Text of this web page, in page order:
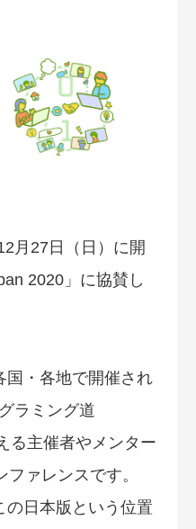
月27日（日）に開
2020」に協賛し
国・各地で開催され
ラミング道
る主催者やメンター
ァレンスです。
の日本版という位置